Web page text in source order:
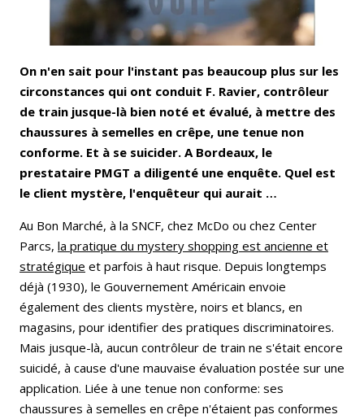
On n'en sait pour l'instant pas beaucoup plus sur les
circonstances qui ont conduit F. Ravier, contrôleur
de train jusque-là bien noté et évalué, à mettre des
chaussures à semelles en crêpe, une tenue non
conforme. Et à se suicider. A Bordeaux, le
prestataire PMGT a diligenté une enquête. Quel est
le client mystère, l'enquêteur qui aurait …
Au Bon Marché, à la SNCF, chez McDo ou chez Center
Parcs, la pratique du mystery shopping est ancienne et
stratégique et parfois à haut risque. Depuis longtemps
déjà (1930), le Gouvernement Américain envoie
également des clients mystère, noirs et blancs, en
magasins, pour identifier des pratiques discriminatoires.
Mais jusque-là, aucun contrôleur de train ne s'était encore
suicidé, à cause d'une mauvaise évaluation postée sur une
application. Liée à une tenue non conforme: ses
chaussures à semelles en crêpe n'étaient pas conformes